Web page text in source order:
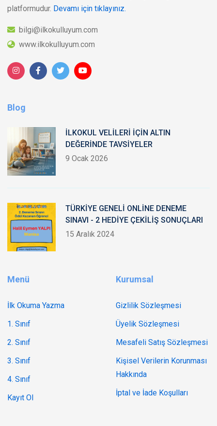
platformudur. Devamı için tıklayınız.
bilgi@ilkokulluyum.com
www.ilkokulluyum.com
Blog
İLKOKUL VELİLERİ İÇİN ALTIN
DEĞERİNDE TAVSİYELER
9 Ocak 2026
TÜRKİYE GENELİ ONLİNE DENEME
SINAVI - 2 HEDİYE ÇEKİLİŞ SONUÇLARI
15 Aralık 2024
Menü
İlk Okuma Yazma
1. Sınıf
2. Sınıf
3. Sınıf
4. Sınıf
Kayıt Ol
Kurumsal
Gizlilik Sözleşmesi
Üyelik Sözleşmesi
Mesafeli Satış Sözleşmesi
Kişisel Verilerin Korunması
Hakkında
İptal ve İade Koşulları